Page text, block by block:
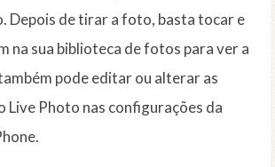
Depois de tirar a foto, basta tocar e
na sua biblioteca de fotos para ver a
pode editar ou alterar as
Live Photo nas configurações da